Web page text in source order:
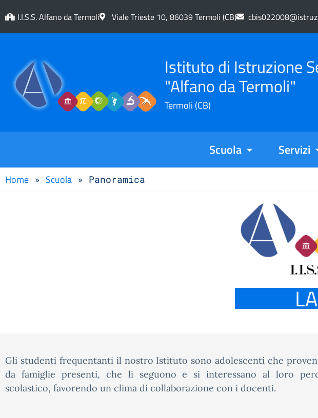
I.I.S.S. Alfano da Termoli Viale Trieste 10, 86039 Termoli (CB)
Istituto di Istruzione
"Alfano da Termoli"
Termoli (CB)
Scuola Servizi
Home » Scuola » Panoramica
Gli studenti frequentanti il nostro Istituto sono adolescenti che
da famiglie presenti, che li seguono e si interessano al loro
scolastico, favorendo un clima di collaborazione con i docenti.